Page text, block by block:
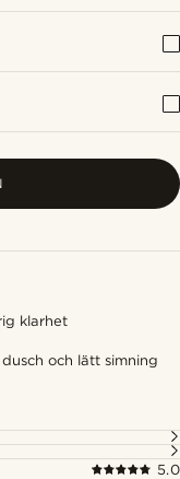
klarhet
och lätt simning
5.0